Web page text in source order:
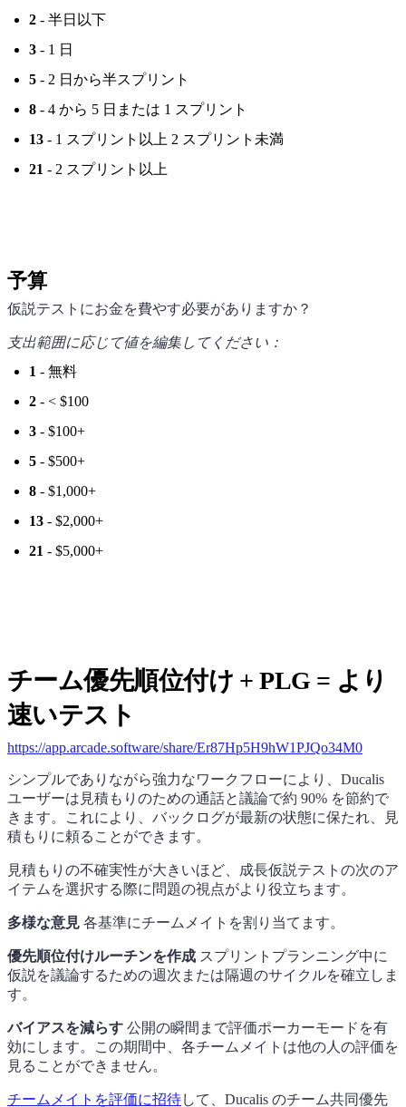
2 - 半日以下
3 - 1 日
5 - 2 日から半スプリント
8 - 4 から 5 日または 1 スプリント
13 - 1 スプリント以上 2 スプリント未満
21 - 2 スプリント以上
予算
仮説テストにお金を費やす必要がありますか？
支出範囲に応じて値を編集してください：
1 - 無料
2 - < $100
3 - $100+
5 - $500+
8 - $1,000+
13 - $2,000+
21 - $5,000+
チーム優先順位付け + PLG = より
速いテスト
https://app.arcade.software/share/Er87Hp5H9hW1PJQo34M0
シンプルでありながら強力なワークフローにより、 Ducalis
ユーザーは見積もりのための通話と議論で約 90% を節約で
きます。これにより、バックログが最新の状態に保たれ、見
積もりに頼ることができます。
見積もりの不確実性が大きいほど、成長仮説テストの次のア
イテムを選択する際に問題の視点がより役立ちます。
多様な意見 各基準にチームメイトを割り当てます。
優先順位付けルーチンを作成 スプリントプランニング中に
仮説を議論するための週次または隔週のサイクルを確立しま
す。
バイアスを減らす 公開の瞬間まで評価ポーカーモードを有
効にします。この期間中、各チームメイトは他の人の評価を
見ることができません。
チームメイトを評価に招待して、 Ducalis のチーム共同優先